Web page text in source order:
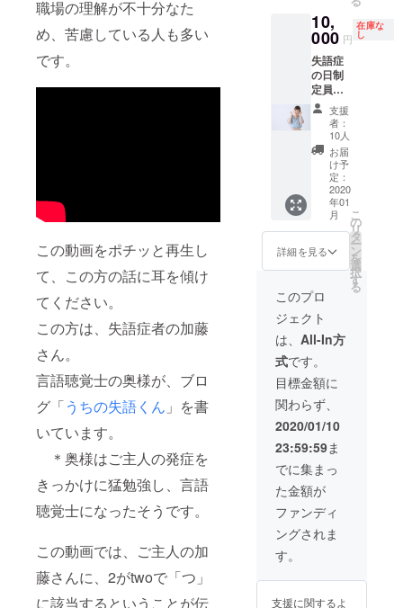
職場の理解が不十分なた
め、苦慮している人も多い
です。
この動画をポチッと再生し
て、この方の話に耳を傾け
てください。
この方は、失語症者の加藤
さん。
言語聴覚士の奥様が、ブロ
グ「うちの失語くん 」を書
いています。
＊奥様はご主人の発症を
きっかけに猛勉強し、言語
聴覚士になったそうです。
この動画では、ご主人の加
藤さんに、2がtwoで「つ」
に該当するということが伝
トアド
レス
https://
peraich
i.com/la
nding_p
ages/vi
ew/425
なお、
備考欄
につい
てこち
らが拝
見でき
ドファ
ンディ
了後に
なりま
すの
で、お
名前を
ホーム
ページ
に掲載
するの
も、ク
ラウド
ファン
ディン
グ終了
後にな
りま
す。こ
のリ
は2020
年2月以
ださ
い。 な
お、掲
載する
ことを
辞退す
ること
もでき
ます。
また、
お名前
がこの
活動の
理念に
合わな
な場
合、掲
につい
て相談
させて
いただ
もござ
いま
す。 バ
ナーに
ついて
は、
メール
で受け
取りま
す。 掲
載され
るサイ
トアド
peraich
i.com/la
れるパ
ンフ
に支援
してく
ださっ
た旨を
載せ、
お名前
を掲載
しま
す。 お
申し込
み時、
備考欄
に掲載
可能な
してく
い。 な
お、掲
ことを
辞退す
ること
もでき
ます。
お名前
がこの
理念に
合わな
な場
につい
て相談
込み
時、備
考欄に
掲載可
能なお
名前を
記入し
てくだ
さい。
なお、
掲載す
ること
を辞退
するこ
ともで
きま
す。 ま
この活
念に合
わない
ような
場合、
掲載方
法につ
いて相
談させ
だく場
合もご
ざいま
す。 掲
載され
るサイ
トアド
peraich
i.com/la
10,
000 円
在庫な
し
失語症
の日制
定員会
のホー
ムペー
ジと、
失語症
の日記
念イベ
ントパ
ンフ
レット
にお名
前掲載
ホーム
と、失
語症の
日記念
イベン
ト実施
の際に
配布さ
れるパ
ンフ
レット
に支援
してく
ださっ
た旨を
載せ、
お名前
を掲載
しま
み時、
支援
者：
10人
お届
け予
定：
2020
年01
月
詳細を見る
こ
の
リ
タ
ー
ン
を
選
択
す
る
このプロ
ジェクト
は、 All-In方
式です。
目標金額に
関わらず、
2020/01/10
23:59:59ま
でに集まっ
た金額が
ファンディ
ングされま
す。
支援に関するよ